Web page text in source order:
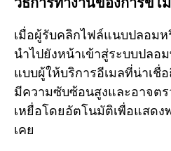
เมื่อผู้รับคลิกไฟล์แนบปลอมห
นำไปยังหน้าเข้าสู่ระบบปลอ
แบบผู้ให้บริการอีเมลที่น่าเชื่
มีความซับซ้อนสูงและอาจตร
เหยื่อโดยอัตโนมัติเพื่อแสด
เคย